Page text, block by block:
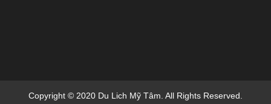
Copyright © 2020 Du Lich Mỹ Tâm. All Rights Reserved.